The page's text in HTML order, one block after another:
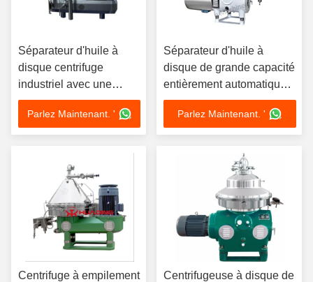
Séparateur d'huile à
disque centrifuge
industriel avec une
vitesse de cuve de 4000
à 10000 tr/min et une
force > 10 000 g pour
une capacité de 8 à 300
Parlez Maintenant. '
Séparateur d'huile à
disque de grande capacité
entièrement automatique
avec une vitesse de cuve
de 4000 à 10000 tr / min
Parlez Maintenant. '
Centrifuge à empilement
Centrifugeuse à disque de